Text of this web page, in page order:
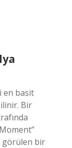
en basit
Bir
görülen bir